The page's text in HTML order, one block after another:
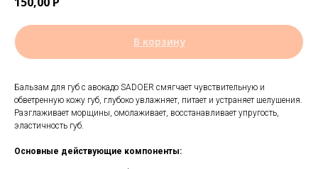
В корзину
Бальзам для губ c авокадо SADOER смягчает чувствительную и
обветренную кожу губ, глубоко увлажняет, питает и устраняет шелушения.
Разглаживает морщины, омолаживает, восстанавливает упругость,
эластичность губ.
Основные действующие компоненты: